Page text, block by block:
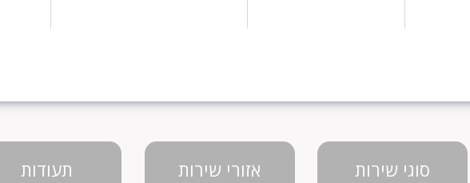
סוגי שירות אזורי שירות תעודות